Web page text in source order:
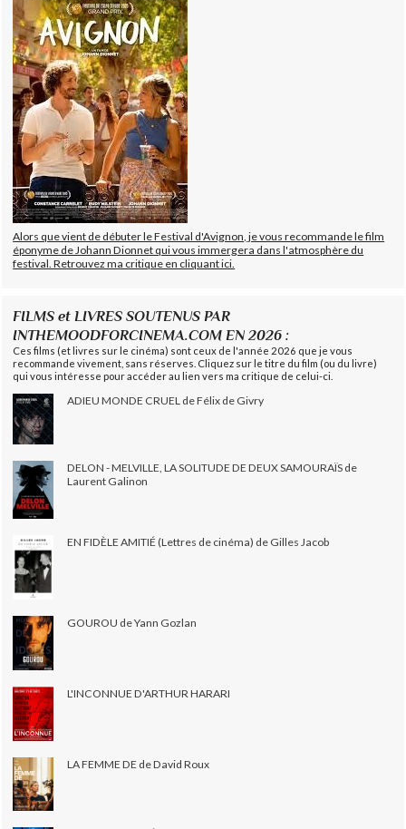
Alors que vient de débuter le Festival d'Avignon, je vous recommande le film
éponyme de Johann Dionnet qui vous immergera dans l'atmosphère du
festival. Retrouvez ma critique en cliquant ici.
FILMS et LIVRES SOUTENUS PAR
INTHEMOODFORCINEMA.COM EN 2026 :
Ces films (et livres sur le cinéma) sont ceux de l'année 2026 que je vous
recommande vivement, sans réserves. Cliquez sur le titre du film (ou du livre)
qui vous intéresse pour accéder au lien vers ma critique de celui-ci.
ADIEU MONDE CRUEL de Félix de Givry
DELON - MELVILLE, LA SOLITUDE DE DEUX SAMOURAÏS de
Laurent Galinon
EN FIDÈLE AMITIÉ (Lettres de cinéma) de Gilles Jacob
GOUROU de Yann Gozlan
L'INCONNUE D'ARTHUR HARARI
LA FEMME DE de David Roux